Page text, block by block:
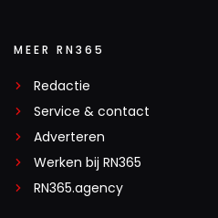
en heeft eigenlijk totáál geen
nooit niet. Maar dit gaat
Point straks ook een dikke
Dat zal nog ff duren maar dit
Max Verstappen is de
MEER RN365
Redactie
Service & contact
Adverteren
Werken bij RN365
RN365.agency